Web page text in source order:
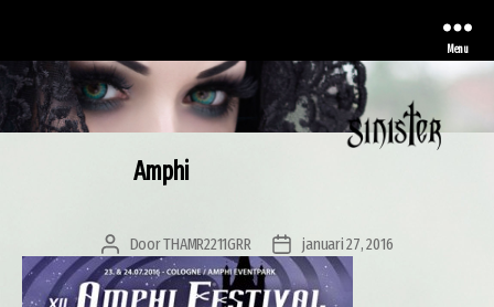
Menu
Amphi
Berichtauteur
DoorTHAMR2211GRR Berichtdatum
januari 27, 2016